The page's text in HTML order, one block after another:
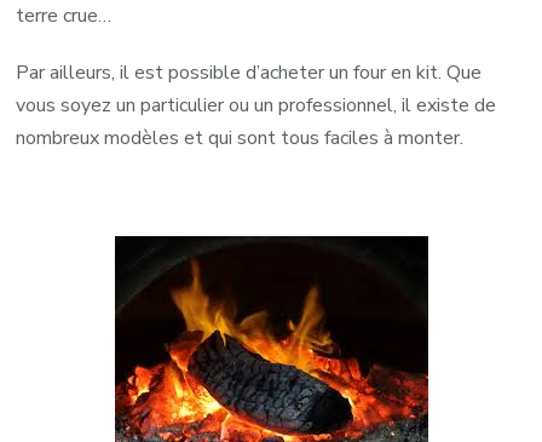
terre crue…
Par ailleurs, il est possible d’acheter un four en kit. Que
vous soyez un particulier ou un professionnel, il existe de
nombreux modèles et qui sont tous faciles à monter.